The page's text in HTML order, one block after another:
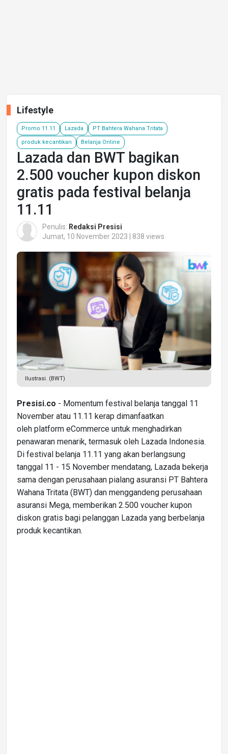
Lifestyle
Promo 11.11 Lazada PT Bahtera Wahana Tritata
produk kecantikan Belanja Online
Lazada dan BWT bagikan
2.500 voucher kupon diskon
gratis pada festival belanja
11.11
Penulis: Redaksi Presisi
Jumat, 10 November 2023 | 838 views
Ilustrasi. (BWT)
Presisi.co - Momentum festival belanja tanggal 11
November atau 11.11 kerap dimanfaatkan
oleh platform eCommerce untuk menghadirkan
penawaran menarik, termasuk oleh Lazada Indonesia.
Di festival belanja 11.11 yang akan berlangsung
tanggal 11 - 15 November mendatang, Lazada bekerja
sama dengan perusahaan pialang asuransi PT Bahtera
Wahana Tritata (BWT) dan menggandeng perusahaan
asuransi Mega, memberikan 2.500 voucher kupon
diskon gratis bagi pelanggan Lazada yang berbelanja
produk kecantikan.